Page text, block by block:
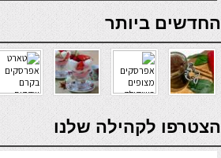
online casino
החדשים ביותר
verde casino
הצטרפו לקהילה שלנו